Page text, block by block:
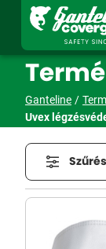
Ganteline
Uvex
Szűrés